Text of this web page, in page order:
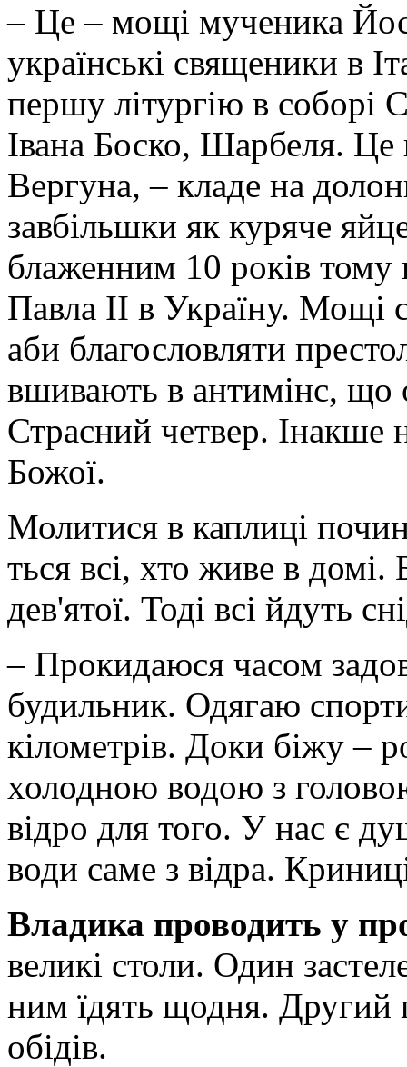
– Це – мощі мученика
українські священики в
першу літургію в соборі
Івана Боско, Шарбеля. Це
Вергуна, – кладе на
завбільшки як куряче
блаженним 10 років тому
Павла ІІ в Україну. Мощі
аби благословляти
вшивають в антимінс, що
Страсний четвер.
Божої.
Молитися в каплиці
ться всі, хто живе в домі.
дев'ятої. Тоді всі йдуть
– Прокидаюся часом
будильник. Одягаю
кілометрів. Доки біжу –
холодною водою з
відро для того. У нас є
води саме з відра.
Владика проводить у
великі столи. Один
ним їдять щодня. Другий
обідів.